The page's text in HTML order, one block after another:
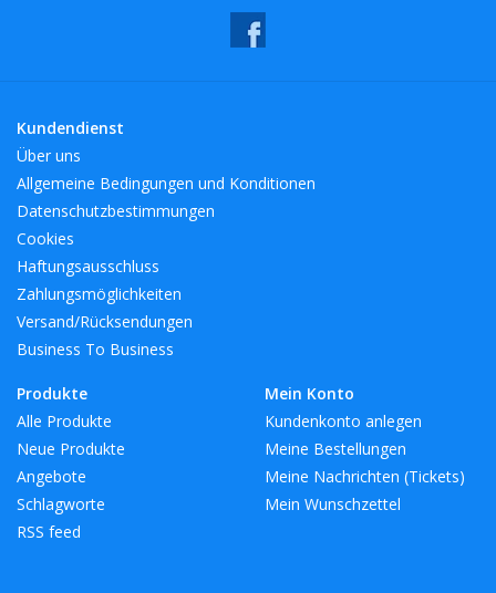
Kundendienst
Über uns
Allgemeine Bedingungen und Konditionen
Datenschutzbestimmungen
Cookies
Haftungsausschluss
Zahlungsmöglichkeiten
Versand/Rücksendungen
Business To Business
Produkte
Alle Produkte
Neue Produkte
Angebote
Schlagworte
RSS feed
Mein Konto
Kundenkonto anlegen
Meine Bestellungen
Meine Nachrichten (Tickets)
Mein Wunschzettel